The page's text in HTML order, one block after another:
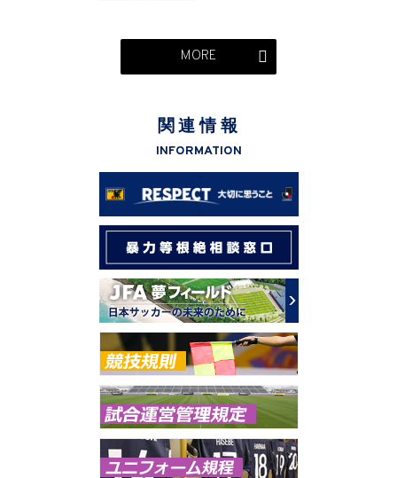
MORE
関連情報
INFORMATION